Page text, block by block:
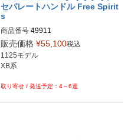
セパレートハンドル Free Spirit
s
商品番号 49911
販売価格 ¥55,100税込
1125モデル
XB系
4～6週